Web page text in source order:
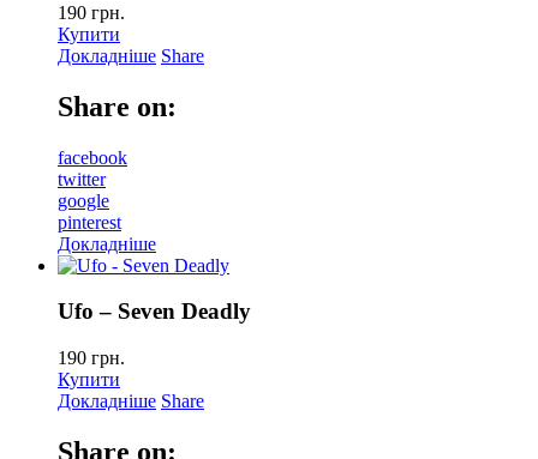
190 грн.
Купити
Докладніше Share
Share on:
facebook
twitter
google
pinterest
Докладніше
Ufo – Seven Deadly
190 грн.
Купити
Докладніше Share
Share on: